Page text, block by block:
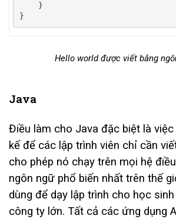
}
}
Hello world được viết bằng
Java
Điều làm cho Java đặc biệt là
kế để các lập trình viên chỉ cần
cho phép nó chạy trên mọi hệ
ngôn ngữ phổ biến nhất trên thế
dùng để dạy lập trình cho học
công ty lớn. Tất cả các ứng dụng